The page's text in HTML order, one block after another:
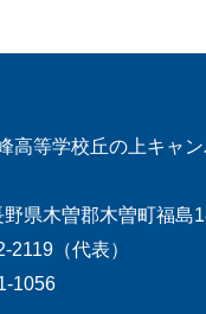
高等学校丘の上キャ
県木曽郡木曽町福島
（代表）
1056